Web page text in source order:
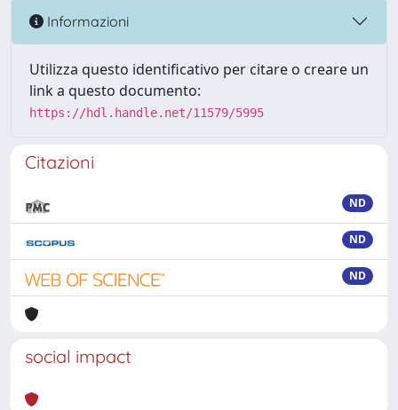
Informazioni
Utilizza questo identificativo per citare o creare un
link a questo documento:
https://hdl.handle.net/11579/5995
Citazioni
ND
ND
ND
social impact